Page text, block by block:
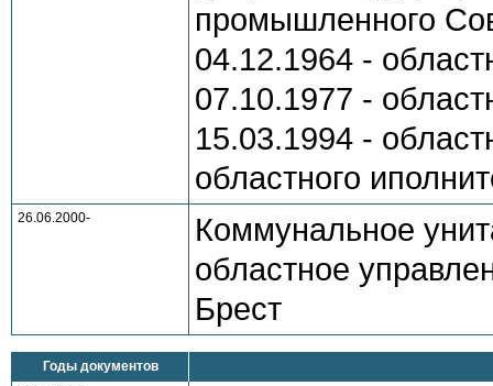
промышленного
04.12.1964 -
07.10.1977 -
15.03.1994 -
областного
26.06.2000-
Коммунальное
областное
Брест
Годы документов